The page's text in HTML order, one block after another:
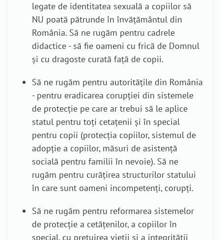
legate de identitatea sexuală a copiilor să
NU poată pătrunde în învățământul din
România. Să ne rugăm pentru cadrele
didactice - să fie oameni cu frică de Domnul
și cu dragoste curată față de copii.
Să ne rugăm pentru autoritățile din România
- pentru eradicarea corupției din sistemele
de protecție pe care ar trebui să le aplice
statul pentru toți cetațenii și în special
pentru copii (protecția copiilor, sistemul de
adopție a copiilor, măsuri de asistență
socială pentru familii în nevoie). Să ne
rugăm pentru curățirea structurilor statului
în care sunt oameni incompetenți, corupți.
Să ne rugăm pentru reformarea sistemelor
de protecție a cetățenilor, a copiilor în
special, cu prețuirea vieții și a integrității